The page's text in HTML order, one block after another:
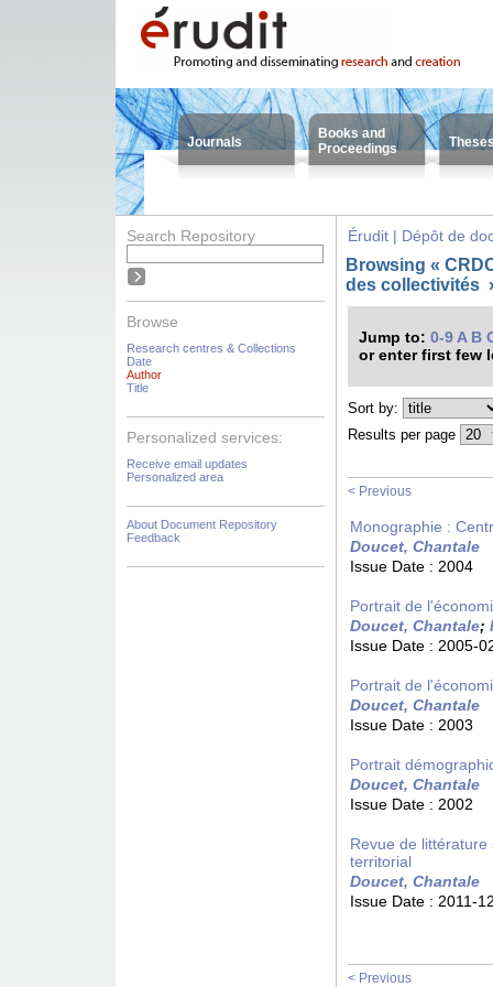
Journals
Books and
Proceedings
Search Repository
Browse
Research centres & Collections
Date
Author
Title
Personalized services:
Receive email updates
Personalized area
About Document Repository
Feedback
Érudit | Dépôt de
Browsing «
des collectivités
Jump to: 0-9 A B
or enter first few
Sort by:
Results per page
< Previous
Monographie :
Doucet, Chantale
Issue Date : 2004
Portrait de
Doucet, Chantale;
Issue Date : 2005-
Portrait de
Doucet, Chantale
Issue Date : 2003
Portrait
Doucet, Chantale
Issue Date : 2002
Revue de
territorial
Doucet, Chantale
Issue Date : 2011-
< Previous